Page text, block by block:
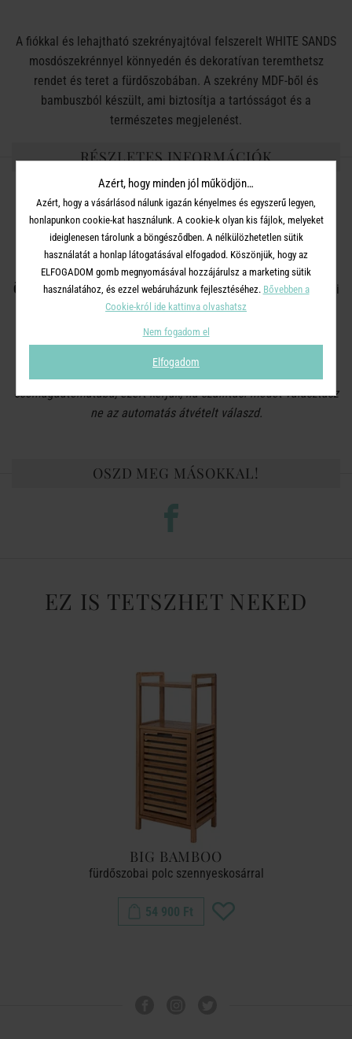
A fiókkal és lehajtható szekrényajtóval felszerelt WHITE SANDS
mosdószekrénnyel könnyedén és dekoratívan teremthetsz
rendet és teret a fürdőszobában. A szekrény MDF-ből és
bambuszból készült, ami biztosítja a tartósságot és a
természetes megjelenést.
RÉSZLETES INFORMÁCIÓK
Méret:Szélesség 60 x Mélység 39 x Magasság 61,5 cm;
Mélyedés méretei:Hosszúság 22,5 x Szélesség 10 cm
Anyag:Bambusz, MDF
Összeszerelési információ:Szétszedve szállítjuk, összeszerelési
útmutatóval
A termék méretéből adódóan nem helyezhető
csomagautomatába, ezért kérjük, ha szállítási módot választasz
ne az automatás átvételt válaszd.
OSZD MEG MÁSOKKAL!
EZ IS TETSZHET NEKED
BIG BAMBOO
fürdőszobai polc szennyeskosárral
54 900 Ft
Azért, hogy minden jól működjön…
Azért, hogy a vásárlásod nálunk igazán kényelmes és egyszerű legyen,
honlapunkon cookie-kat használunk. A cookie-k olyan kis fájlok, melyeket
ideiglenesen tárolunk a böngésződben. A nélkülözhetetlen sütik
használatát a honlap látogatásával elfogadod. Köszönjük, hogy az
ELFOGADOM gomb megnyomásával hozzájárulsz a marketing sütik
használatához, és ezzel webáruházunk fejlesztéséhez. Bővebben a
Cookie-król ide kattinva olvashatsz
Nem fogadom el
Elfogadom